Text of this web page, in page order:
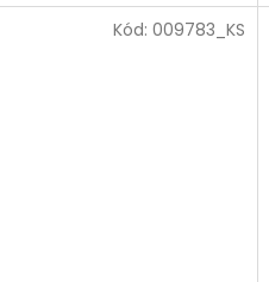
Kód:009783_KS